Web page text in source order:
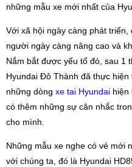
những mẫu xe mới nhất của
Với xã hội ngày càng phát
người ngày càng nâng cao và
Nắm bắt được yếu tố đó, sau 1
Hyundai Đô Thành đã thực
những dòng xe tai Hyundai hiện
có thêm những sự cân nhắc
cho mình.
Những mẫu xe nghe có vẻ mới
với chúng ta, đó là Hyundai